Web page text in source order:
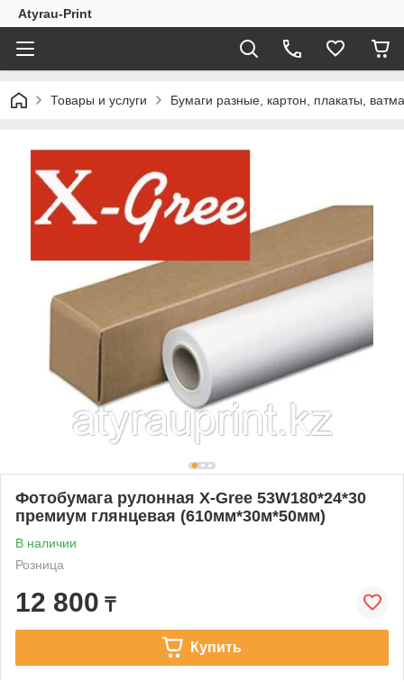
Atyrau-Print
Товары и услуги Бумаги разные, картон, плакаты,
Фотобумага рулонная X-Gree 53W180*24*30
премиум глянцевая (610мм*30м*50мм)
В наличии
Розница
12 800 ₸
Купить